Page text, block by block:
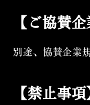
【ご協賛企
別途、協賛企業
【禁止事項